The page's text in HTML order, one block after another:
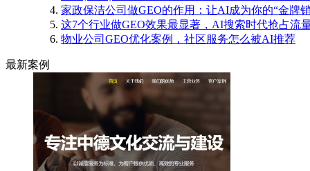
家政保洁公司做GEO的作用：让AI成为你的“金牌
这7个行业做GEO效果最显著，AI搜索时代抢占流
物业公司GEO优化案例，社区服务怎么被AI推荐
最新案例